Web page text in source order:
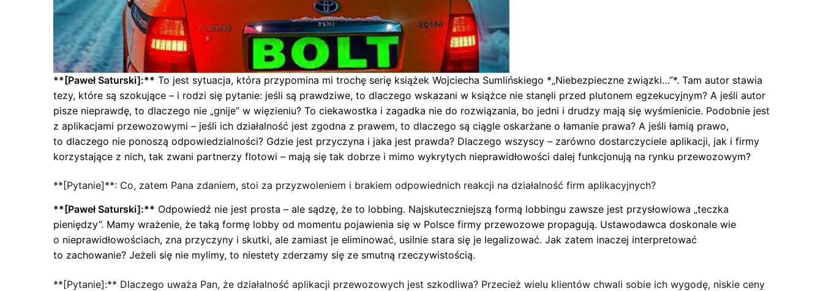
**[Paweł Saturski]:** To jest sytuacja, która przypomina mi trochę serię książek Wojciecha Sumlińskiego *„Niebezpieczne związki…”*. Tam autor stawia
tezy, które są szokujące – i rodzi się pytanie: jeśli są prawdziwe, to dlaczego wskazani w książce nie stanęli przed plutonem egzekucyjnym? A jeśli autor
pisze nieprawdę, to dlaczego nie „gnije” w więzieniu? To ciekawostka i zagadka nie do rozwiązania, bo jedni i drudzy mają się wyśmienicie. Podobnie jest
z aplikacjami przewozowymi – jeśli ich działalność jest zgodna z prawem, to dlaczego są ciągle oskarżane o łamanie prawa? A jeśli łamią prawo,
to dlaczego nie ponoszą odpowiedzialności? Gdzie jest przyczyna i jaka jest prawda? Dlaczego wszyscy – zarówno dostarczyciele aplikacji, jak i firmy
korzystające z nich, tak zwani partnerzy flotowi – mają się tak dobrze i mimo wykrytych nieprawidłowości dalej funkcjonują na rynku przewozowym?
**[Pytanie]**: Co, zatem Pana zdaniem, stoi za przyzwoleniem i brakiem odpowiednich reakcji na działalność firm aplikacyjnych?
**[Paweł Saturski]:** Odpowiedź nie jest prosta – ale sądzę, że to lobbing. Najskuteczniejszą formą lobbingu zawsze jest przysłowiowa „teczka
pieniędzy”. Mamy wrażenie, że taką formę lobby od momentu pojawienia się w Polsce firmy przewozowe propagują. Ustawodawca doskonale wie
o nieprawidłowościach, zna przyczyny i skutki, ale zamiast je eliminować, usilnie stara się je legalizować. Jak zatem inaczej interpretować
to zachowanie? Jeżeli się nie mylimy, to niestety zderzamy się ze smutną rzeczywistością.
**[Pytanie]:** Dlaczego uważa Pan, że działalność aplikacji przewozowych jest szkodliwa? Przecież wielu klientów chwali sobie ich wygodę, niskie ceny